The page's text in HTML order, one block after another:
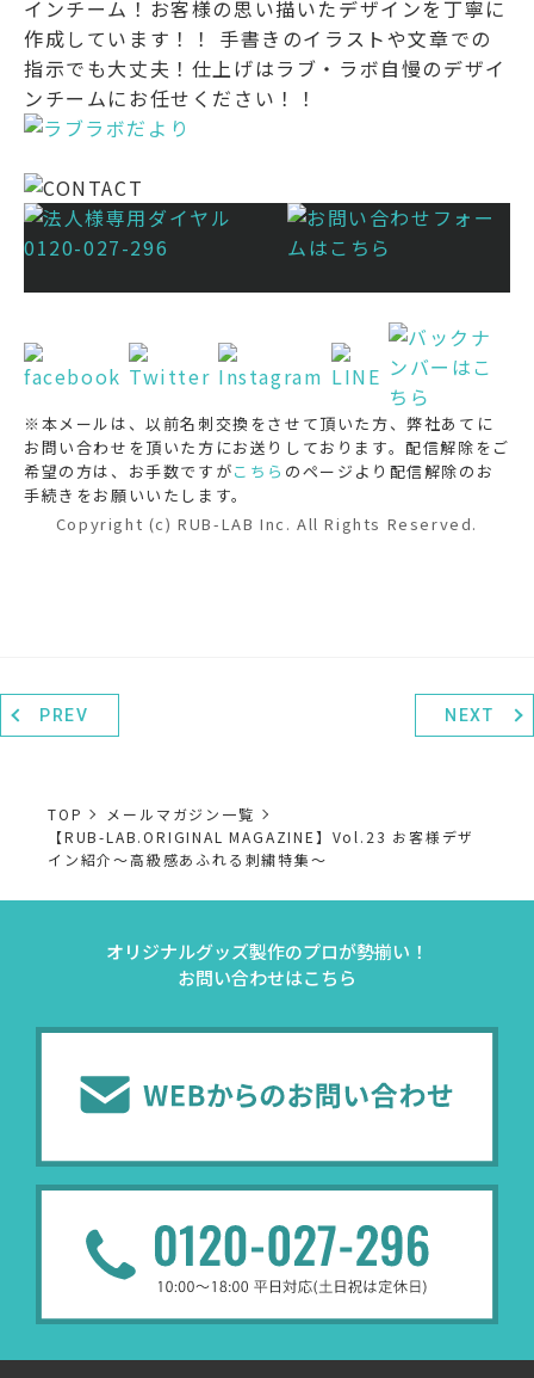
※本メールは、以前名刺交換をさせて頂いた方、弊社あてに
お問い合わせを頂いた方にお送りしております。配信解除をご
希望の方は、お手数ですがこちら のページより配信解除のお
手続きをお願いいたします。
Copyright (c) RUB-LAB Inc. All Rights Reserved.
PREV NEXT
TOP
メールマガジン一覧
【RUB-LAB.ORIGINAL MAGAZINE】Vol.23 お客様デザ
イン紹介～高級感あふれる刺繍特集～
オリジナルグッズ製作のプロが勢揃い！
お問い合わせはこちら